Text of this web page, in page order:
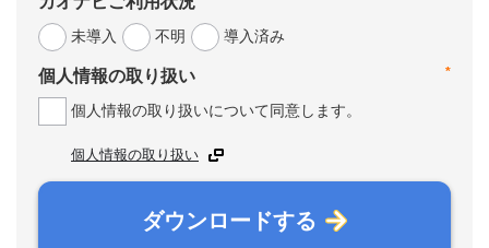
未導入
不明 導入済み
*
個人情報の取り扱い
個人情報の取り扱いについて同意します。
個人情報の取り扱い
ダウンロードする